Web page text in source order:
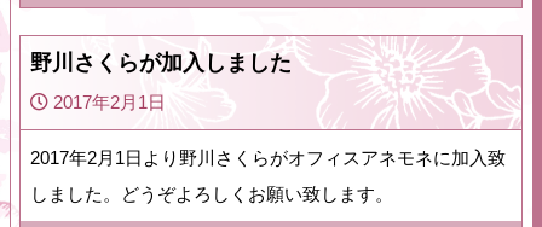
野川さくらが加入しました
2017年2月1日
2017年2月1日より野川さくらがオフィスアネモネに加入致
しました。どうぞよろしくお願い致します。